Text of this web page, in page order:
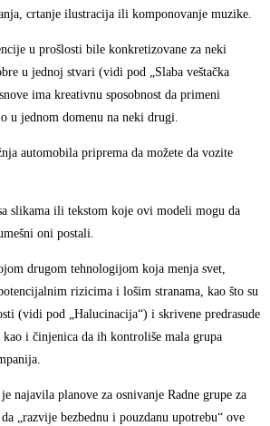
crtanje ilustracija ili komponovanje muzike.
u prošlosti bile konkretizovane za neki
u jednoj stvari (vidi pod „Slaba veštačka
ima kreativnu sposobnost da primeni
u jednom domenu na neki drugi.
automobila priprema da možete da vozite
slikama ili tekstom koje ovi modeli mogu da
oni postali.
drugom tehnologijom koja menja svet,
rizicima i lošim stranama, kao što su
(vidi pod „Halucinacija“) i skrivene predrasude
i činjenica da ih kontroliše mala grupa
najavila planove za osnivanje Radne grupe za
„razvije bezbednu i pouzdanu upotrebu“ ove